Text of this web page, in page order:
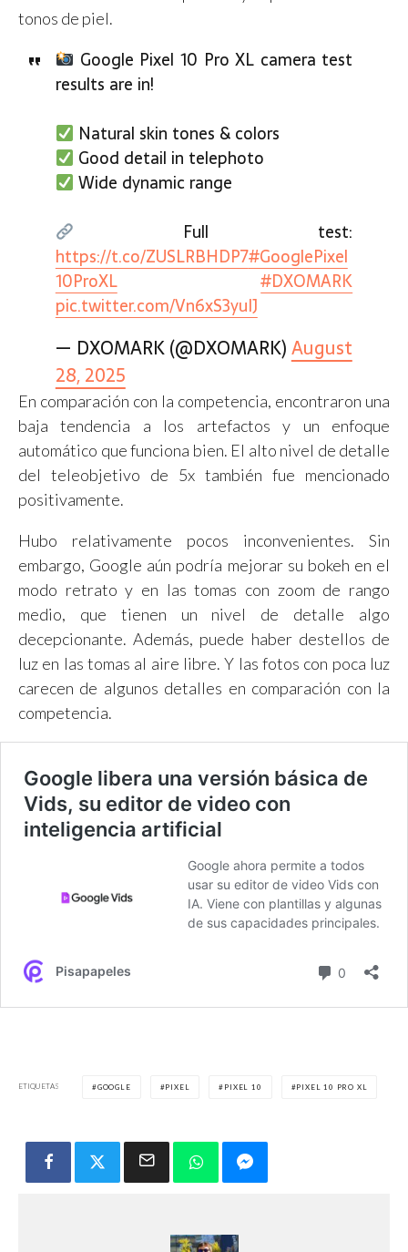
tonos de piel.
Google Pixel 10 Pro XL camera test
results are in!
Natural skin tones & colors
Good detail in telephoto
Wide dynamic range
Full test:
https://t.co/ZUSLRBHDP7#GooglePixel
10ProXL
#DXOMARK
pic.twitter.com/Vn6xS3yuIJ
— DXOMARK (@DXOMARK)August
28, 2025
En comparación con la competencia, encontraron una
baja tendencia a los artefactos y un enfoque
automático que funciona bien. El alto nivel de detalle
del teleobjetivo de 5x también fue mencionado
positivamente.
Hubo relativamente pocos inconvenientes. Sin
embargo, Google aún podría mejorar su bokeh en el
modo retrato y en las tomas con zoom de rango
medio, que tienen un nivel de detalle algo
decepcionante. Además, puede haber destellos de
luz en las tomas al aire libre. Y las fotos con poca luz
carecen de algunos detalles en comparación con la
competencia.
ETIQUETAS GOOGLE PIXEL PIXEL 10 PIXEL 10 PRO XL